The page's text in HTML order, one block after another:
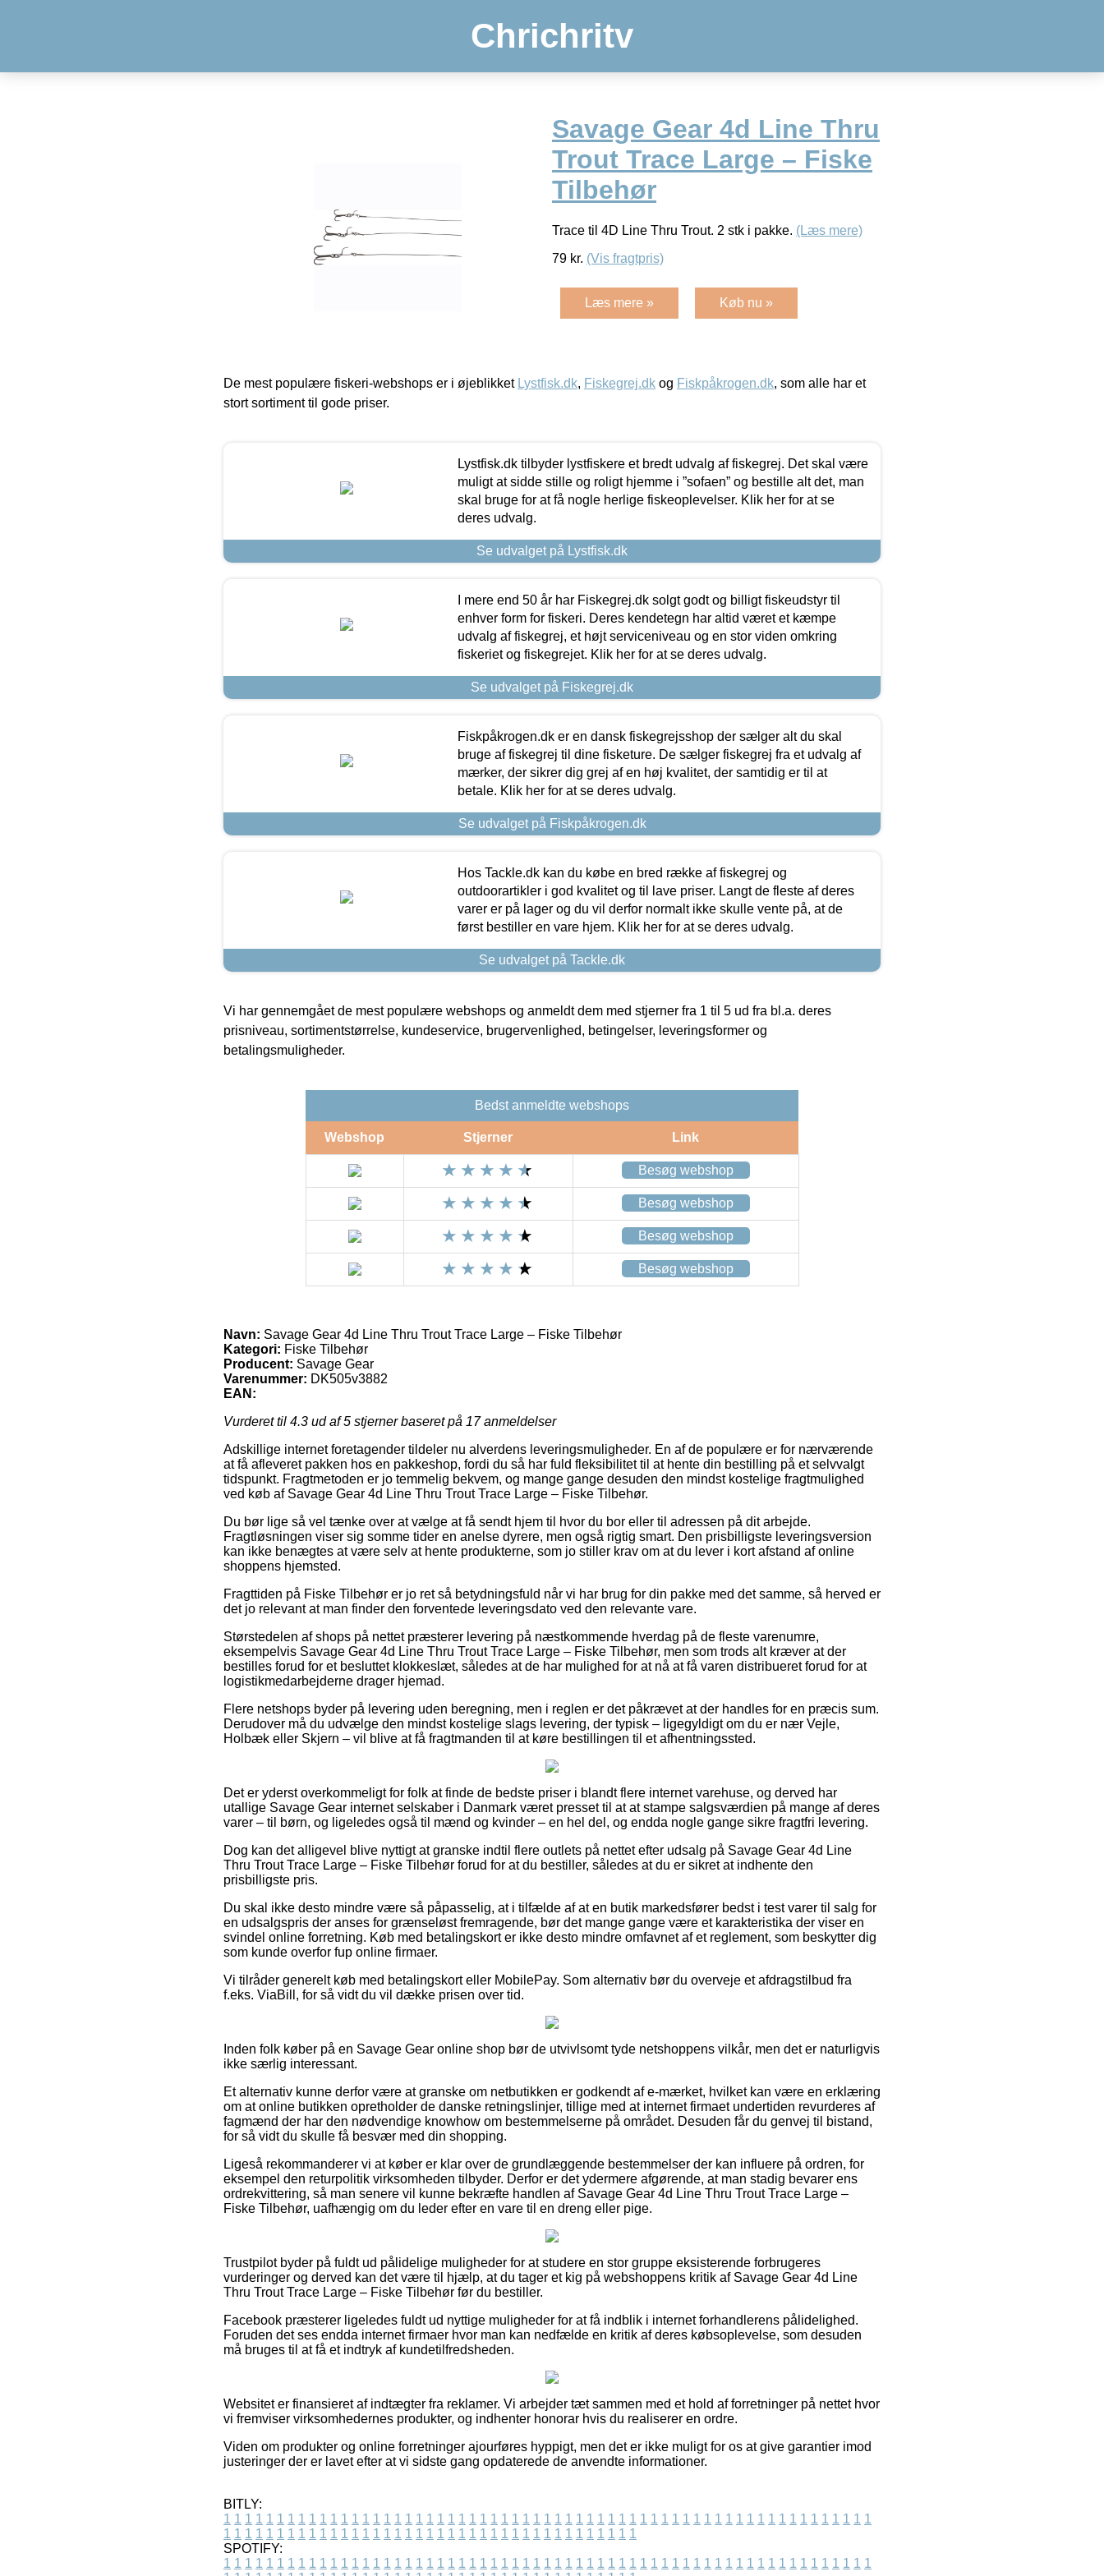
Chrichritv
Savage Gear 4d Line Thru
Trout Trace Large – Fiske
Tilbehør
Trace til 4D Line Thru Trout. 2 stk i pakke. (Læs mere)
79 kr. (Vis fragtpris)
Læs mere » Køb nu »
De mest populære fiskeri-webshops er i øjeblikket Lystfisk.dk, Fiskegrej.dk og Fiskpåkrogen.dk, som alle har et
stort sortiment til gode priser.
Lystfisk.dk tilbyder lystfiskere et bredt udvalg af fiskegrej. Det skal være
muligt at sidde stille og roligt hjemme i ”sofaen” og bestille alt det, man
skal bruge for at få nogle herlige fiskeoplevelser. Klik her for at se
deres udvalg.
Se udvalget på Lystfisk.dk
I mere end 50 år har Fiskegrej.dk solgt godt og billigt fiskeudstyr til
enhver form for fiskeri. Deres kendetegn har altid været et kæmpe
udvalg af fiskegrej, et højt serviceniveau og en stor viden omkring
fiskeriet og fiskegrejet. Klik her for at se deres udvalg.
Se udvalget på Fiskegrej.dk
Fiskpåkrogen.dk er en dansk fiskegrejsshop der sælger alt du skal
bruge af fiskegrej til dine fisketure. De sælger fiskegrej fra et udvalg af
mærker, der sikrer dig grej af en høj kvalitet, der samtidig er til at
betale. Klik her for at se deres udvalg.
Se udvalget på Fiskpåkrogen.dk
Hos Tackle.dk kan du købe en bred række af fiskegrej og
outdoorartikler i god kvalitet og til lave priser. Langt de fleste af deres
varer er på lager og du vil derfor normalt ikke skulle vente på, at de
først bestiller en vare hjem. Klik her for at se deres udvalg.
Se udvalget på Tackle.dk
Vi har gennemgået de mest populære webshops og anmeldt dem med stjerner fra 1 til 5 ud fra bl.a. deres
prisniveau, sortimentstørrelse, kundeservice, brugervenlighed, betingelser, leveringsformer og
betalingsmuligheder.
Bedst anmeldte webshops
Webshop Stjerner Link
Besøg webshop
Besøg webshop
Besøg webshop
Besøg webshop
Navn: Savage Gear 4d Line Thru Trout Trace Large – Fiske Tilbehør
Kategori: Fiske Tilbehør
Producent: Savage Gear
Varenummer: DK505v3882
EAN:
Vurderet til 4.3 ud af 5 stjerner baseret på 17anmeldelser
Adskillige internet foretagender tildeler nu alverdens leveringsmuligheder. En af de populære er for nærværende
at få afleveret pakken hos en pakkeshop, fordi du så har fuld fleksibilitet til at hente din bestilling på et selvvalgt
tidspunkt. Fragtmetoden er jo temmelig bekvem, og mange gange desuden den mindst kostelige fragtmulighed
ved køb af Savage Gear 4d Line Thru Trout Trace Large – Fiske Tilbehør.
Du bør lige så vel tænke over at vælge at få sendt hjem til hvor du bor eller til adressen på dit arbejde.
Fragtløsningen viser sig somme tider en anelse dyrere, men også rigtig smart. Den prisbilligste leveringsversion
kan ikke benægtes at være selv at hente produkterne, som jo stiller krav om at du lever i kort afstand af online
shoppens hjemsted.
Fragttiden på Fiske Tilbehør er jo ret så betydningsfuld når vi har brug for din pakke med det samme, så herved er
det jo relevant at man finder den forventede leveringsdato ved den relevante vare.
Størstedelen af shops på nettet præsterer levering på næstkommende hverdag på de fleste varenumre,
eksempelvis Savage Gear 4d Line Thru Trout Trace Large – Fiske Tilbehør, men som trods alt kræver at der
bestilles forud for et besluttet klokkeslæt, således at de har mulighed for at nå at få varen distribueret forud for at
logistikmedarbejderne drager hjemad.
Flere netshops byder på levering uden beregning, men i reglen er det påkrævet at der handles for en præcis sum.
Derudover må du udvælge den mindst kostelige slags levering, der typisk – ligegyldigt om du er nær Vejle,
Holbæk eller Skjern – vil blive at få fragtmanden til at køre bestillingen til et afhentningssted.
Det er yderst overkommeligt for folk at finde de bedste priser i blandt flere internet varehuse, og derved har
utallige Savage Gear internet selskaber i Danmark været presset til at at stampe salgsværdien på mange af deres
varer – til børn, og ligeledes også til mænd og kvinder – en hel del, og endda nogle gange sikre fragtfri levering.
Dog kan det alligevel blive nyttigt at granske indtil flere outlets på nettet efter udsalg på Savage Gear 4d Line
Thru Trout Trace Large – Fiske Tilbehør forud for at du bestiller, således at du er sikret at indhente den
prisbilligste pris.
Du skal ikke desto mindre være så påpasselig, at i tilfælde af at en butik markedsfører bedst i test varer til salg for
en udsalgspris der anses for grænseløst fremragende, bør det mange gange være et karakteristika der viser en
svindel online forretning. Køb med betalingskort er ikke desto mindre omfavnet af et reglement, som beskytter dig
som kunde overfor fup online firmaer.
Vi tilråder generelt køb med betalingskort eller MobilePay. Som alternativ bør du overveje et afdragstilbud fra
f.eks. ViaBill, for så vidt du vil dække prisen over tid.
Inden folk køber på en Savage Gear online shop bør de utvivlsomt tyde netshoppens vilkår, men det er naturligvis
ikke særlig interessant.
Et alternativ kunne derfor være at granske om netbutikken er godkendt af e-mærket, hvilket kan være en erklæring
om at online butikken opretholder de danske retningslinjer, tillige med at internet firmaet undertiden revurderes af
fagmænd der har den nødvendige knowhow om bestemmelserne på området. Desuden får du genvej til bistand,
for så vidt du skulle få besvær med din shopping.
Ligeså rekommanderer vi at køber er klar over de grundlæggende bestemmelser der kan influere på ordren, for
eksempel den returpolitik virksomheden tilbyder. Derfor er det ydermere afgørende, at man stadig bevarer ens
ordrekvittering, så man senere vil kunne bekræfte handlen af Savage Gear 4d Line Thru Trout Trace Large –
Fiske Tilbehør, uafhængig om du leder efter en vare til en dreng eller pige.
Trustpilot byder på fuldt ud pålidelige muligheder for at studere en stor gruppe eksisterende forbrugeres
vurderinger og derved kan det være til hjælp, at du tager et kig på webshoppens kritik af Savage Gear 4d Line
Thru Trout Trace Large – Fiske Tilbehør før du bestiller.
Facebook præsterer ligeledes fuldt ud nyttige muligheder for at få indblik i internet forhandlerens pålidelighed.
Foruden det ses endda internet firmaer hvor man kan nedfælde en kritik af deres købsoplevelse, som desuden
må bruges til at få et indtryk af kundetilfredsheden.
Websitet er finansieret af indtægter fra reklamer. Vi arbejder tæt sammen med et hold af forretninger på nettet hvor
vi fremviser virksomhedernes produkter, og indhenter honorar hvis du realiserer en ordre.
Viden om produkter og online forretninger ajourføres hyppigt, men det er ikke muligt for os at give garantier imod
justeringer der er lavet efter at vi sidste gang opdaterede de anvendte informationer.
BITLY:
1 1 1 1 1 1 1 1 1 1 1 1 1 1 1 1 1 1 1 1 1 1 1 1 1 1 1 1 1 1 1 1 1 1 1 1 1 1 1 1 1 1 1 1 1 1 1 1 1 1 1 1 1 1 1 1 1 1 1 1 1
1 1 1 1 1 1 1 1 1 1 1 1 1 1 1 1 1 1 1 1 1 1 1 1 1 1 1 1 1 1 1 1 1 1 1 1 1 1 1
SPOTIFY:
1 1 1 1 1 1 1 1 1 1 1 1 1 1 1 1 1 1 1 1 1 1 1 1 1 1 1 1 1 1 1 1 1 1 1 1 1 1 1 1 1 1 1 1 1 1 1 1 1 1 1 1 1 1 1 1 1 1 1 1 1